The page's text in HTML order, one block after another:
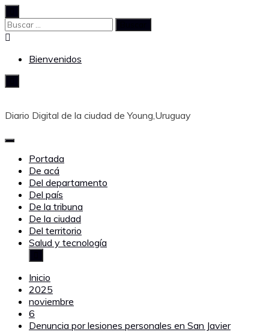
al
contenido
Buscar:
Bienvenidos
Diario Digital de la ciudad de Young,Uruguay
Portada
De acá
Del departamento
Del país
De la tribuna
De la ciudad
Del territorio
Salud y tecnología
Inicio
2025
noviembre
6
Denuncia por lesiones personales en San Javier